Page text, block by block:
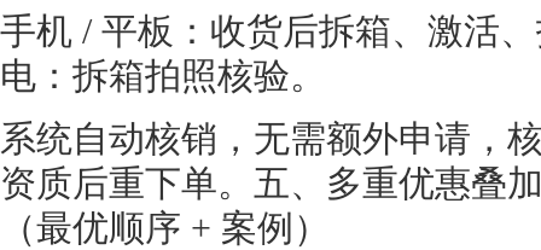
手机 / 平板：收货后拆箱、激活
电：拆箱拍照核验。
系统自动核销，无需额外申请，
资质后重下单。五、多重优惠叠
（最优顺序 + 案例）